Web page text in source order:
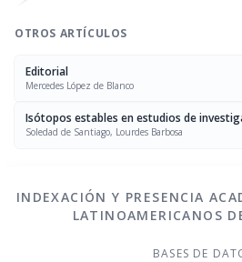
OTROS ARTÍCULOS
Editorial
Mercedes López de Blanco
Isótopos estables en estudios de
Soledad de Santiago, Lourdes Barbosa
INDEXACIÓN Y PRESENCIA
LATINOAMERICANOS
BASES DE